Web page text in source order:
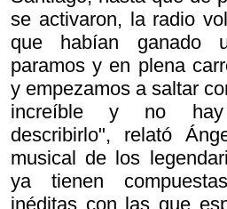
se activaron, la radio
que habían ganado
paramos y en plena
y empezamos a saltar
increíble y no hay
describirlo", relató
musical de los
ya tienen
inéditas con las que